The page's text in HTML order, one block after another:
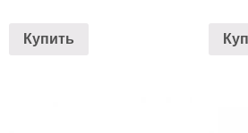
Купить